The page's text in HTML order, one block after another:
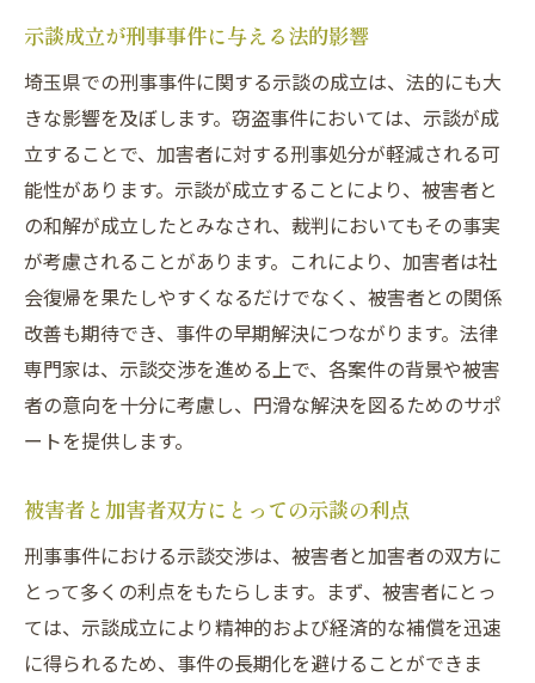
示談成立が刑事事件に与える法的影響
埼玉県での刑事事件に関する示談の成立は、法的にも大
きな影響を及ぼします。窃盗事件においては、示談が成
立することで、加害者に対する刑事処分が軽減される可
能性があります。示談が成立することにより、被害者と
の和解が成立したとみなされ、裁判においてもその事実
が考慮されることがあります。これにより、加害者は社
会復帰を果たしやすくなるだけでなく、被害者との関係
改善も期待でき、事件の早期解決につながります。法律
専門家は、示談交渉を進める上で、各案件の背景や被害
者の意向を十分に考慮し、円滑な解決を図るためのサポ
ートを提供します。
被害者と加害者双方にとっての示談の利点
刑事事件における示談交渉は、被害者と加害者の双方に
とって多くの利点をもたらします。まず、被害者にとっ
ては、示談成立により精神的および経済的な補償を迅速
に得られるため、事件の長期化を避けることができま